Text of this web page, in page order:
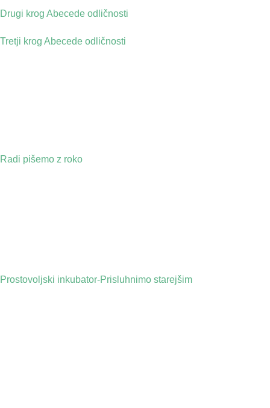
Drugi krog Abecede odličnosti
Tretji krog Abecede odličnosti
Radi pišemo z roko
Prostovoljski inkubator-Prisluhnimo starejšim